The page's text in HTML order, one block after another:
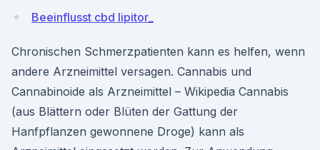
Beeinflusst cbd lipitor_
Chronischen Schmerzpatienten kann es helfen, wenn
andere Arzneimittel versagen. Cannabis und
Cannabinoide als Arzneimittel – Wikipedia Cannabis
(aus Blättern oder Blüten der Gattung der
Hanfpflanzen gewonnene Droge) kann als